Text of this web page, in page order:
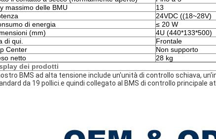
massimo delle BMU
13
24VDC ((18~28V)
di energia
≤ 20 W
(mm)
4U (440*133*500)
di qui.
Frontale
Center
Non supporto
netto
28 kg
dei prodotti
nostro BMS ad alta tensione include un'unità di controllo schiava,
da 19 pollici.e quindi collegato al BMS di controllo principale